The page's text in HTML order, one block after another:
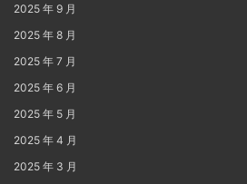
2025 年 9 月
2025 年 8 月
2025 年 7 月
2025 年 6 月
2025 年 5 月
2025 年 4 月
2025 年 3 月